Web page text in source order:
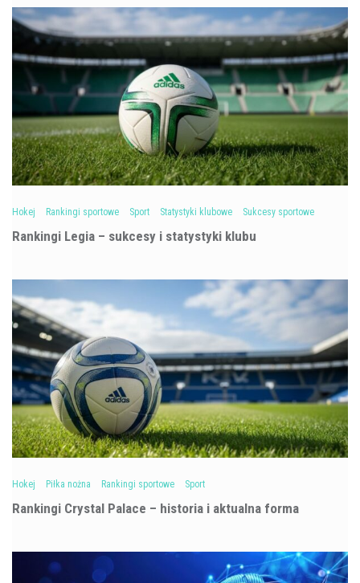
Hokej Rankingi sportowe Sport Statystyki klubowe Sukcesy sportowe
Rankingi Legia – sukcesy i statystyki klubu
Hokej Piłka nożna Rankingi sportowe Sport
Rankingi Crystal Palace – historia i aktualna forma